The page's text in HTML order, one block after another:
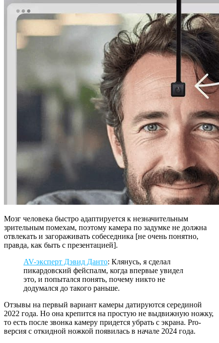
Мозг человека быстро адаптируется к незначительным
зрительным помехам, поэтому камера по задумке не должна
отвлекать и загораживать собеседника [не очень понятно,
правда, как быть с презентацией].
AV-эксперт Дэвид Данто: Клянусь, я сделал
пикардовский фейспалм, когда впервые увидел
это, и попытался понять, почему никто не
додумался до такого раньше.
Отзывы на первый вариант камеры датируются серединой
2022 года. Но она крепится на простую не выдвижную ножку,
то есть после звонка камеру придется убрать с экрана. Pro-
версия с откидной ножкой появилась в начале 2024 года.